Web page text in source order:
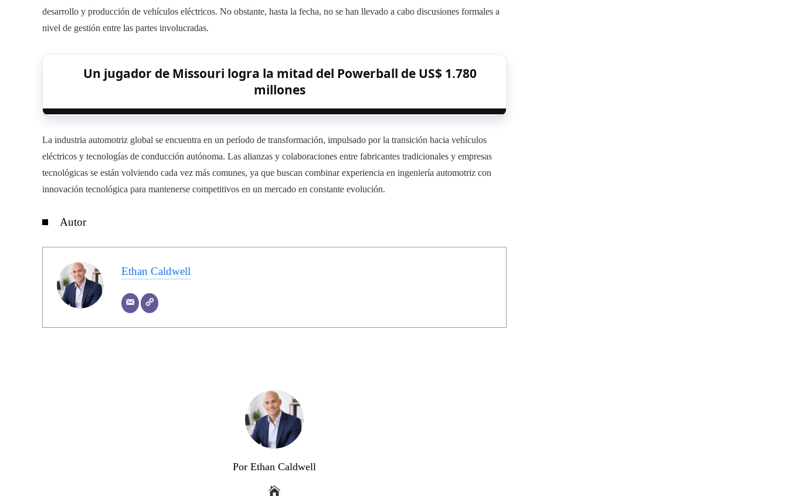
desarrollo y producción de vehículos eléctricos. No obstante, hasta la fecha, no se han llevado a cabo discusiones formales a
nivel de gestión entre las partes involucradas.
Un jugador de Missouri logra la mitad del Powerball de US$ 1.780
millones
La industria automotriz global se encuentra en un período de transformación, impulsado por la transición hacia vehículos
eléctricos y tecnologías de conducción autónoma. Las alianzas y colaboraciones entre fabricantes tradicionales y empresas
tecnológicas se están volviendo cada vez más comunes, ya que buscan combinar experiencia en ingeniería automotriz con
innovación tecnológica para mantenerse competitivos en un mercado en constante evolución.
Autor
Ethan Caldwell
Por Ethan Caldwell